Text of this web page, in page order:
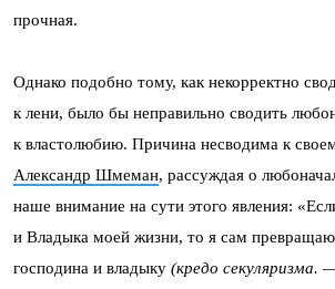
прочная.
Однако подобно тому, как некорректно
к лени, было бы неправильно сводить
к властолюбию. Причина несводима к
Александр Шмеман, рассуждая о
наше внимание на сути этого явления:
и Владыка моей жизни, то я сам
господина и владыку (кредо секуляризма.